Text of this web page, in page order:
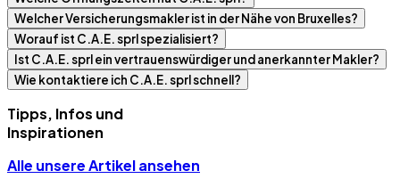
Welcher Versicherungsmakler ist in der Nähe von Bruxelles?
Worauf ist C.A.E. sprl spezialisiert?
Ist C.A.E. sprl ein vertrauenswürdiger und anerkannter Makler?
Wie kontaktiere ich C.A.E. sprl schnell?
Tipps, Infos und
Inspirationen
Alle unsere Artikel ansehen